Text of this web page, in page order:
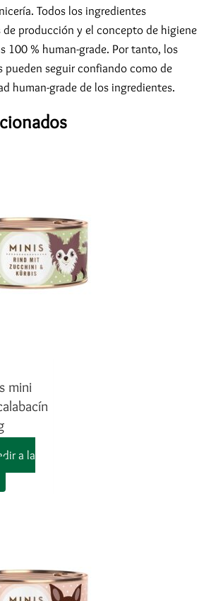
Todos los ingredientes
producción y el concepto de higiene
100 % human-grade. Por tanto, los
pueden seguir confiando como de
human-grade de los ingredientes.
mini
a la